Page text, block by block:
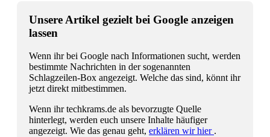
Unsere Artikel gezielt bei Google anzeigen
lassen
Wenn ihr bei Google nach Informationen sucht, werden
bestimmte Nachrichten in der sogenannten
Schlagzeilen-Box angezeigt. Welche das sind, könnt ihr
jetzt direkt mitbestimmen.
Wenn ihr techkrams.de als bevorzugte Quelle
hinterlegt, werden euch unsere Inhalte häufiger
angezeigt. Wie das genau geht, erklären wir hier .